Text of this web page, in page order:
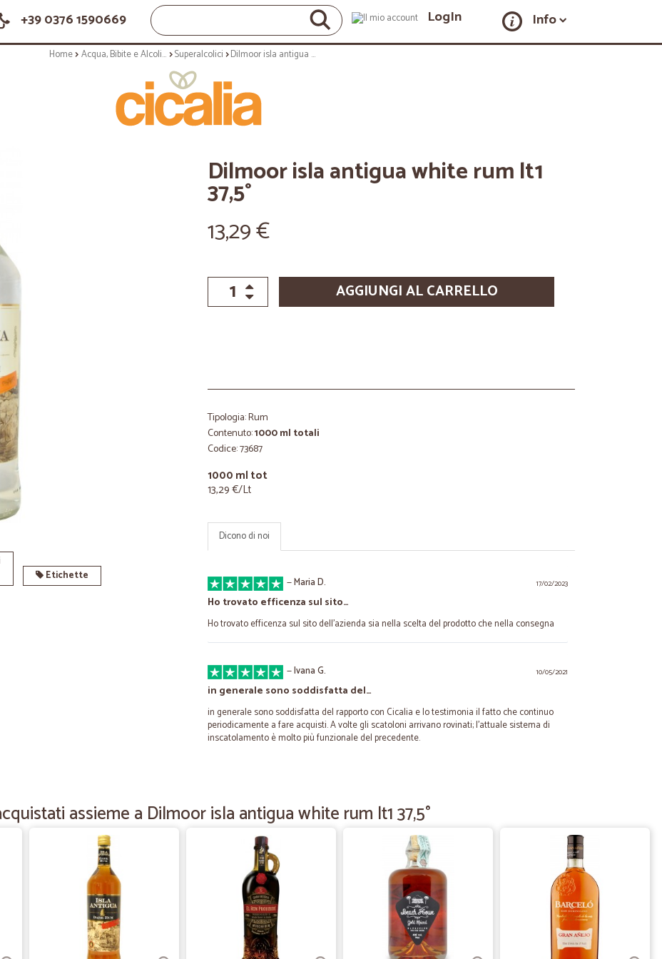
+39 0376 1590669 LogIn Info
Home Acqua, Bibite e Alcolici Superalcolici Dilmoor isla antigua white rum lt1 37,5°
Etichette
Dilmoor isla antigua white rum lt1
37,5°
13,29 €
AGGIUNGI AL CARRELLO
Tipologia: Rum
Contenuto:1000 ml totali
Codice: 73687
1000 ml tot
13,29 €/Lt
Dicono di noi
17/02/2023
—Maria D.
Ho trovato efficenza sul sito…
Ho trovato efficenza sul sito dell’azienda sia nella scelta del prodotto che nella consegna
10/05/2021
—Ivana G.
in generale sono soddisfatta del…
in generale sono soddisfatta del rapporto con Cicalia e lo testimonia il fatto che continuo
periodicamente a fare acquisti. A volte gli scatoloni arrivano rovinati; l'attuale sistema di
inscatolamento è molto più funzionale del precedente.
Tempi
Tempi, trasporto e consegna effettuati co cura e nei tempi indicati. Consigliato.
24/05/2020
Ottimi prodotti puntuali nella consegna…
Ottimi prodotti puntuali nella consegna soltanto un po' cari su frutta e verdura potreste fare
più offerte ma tutto sommato sono soddisfatta!
assieme a Dilmoor isla antigua white rum lt1 37,5°